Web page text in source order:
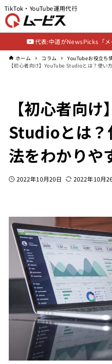
TikTok・YouTube運用代行
代表:中道がNewsPicks「
ホーム コラム
YouTubeお役立ち
【初心者向け】YouTube Studioとは？使い
【初心者向
Studioとは？
法をわかりや
2022年10月20日 2022年10月